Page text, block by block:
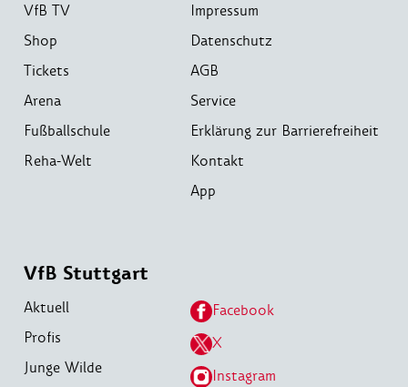
VfB TV
Shop
Tickets
Arena
Fußballschule
Reha-Welt
Impressum
Datenschutz
AGB
Service
Erklärung zur Barrierefreiheit
Kontakt
App
VfB Stuttgart
Aktuell
Profis
Junge Wilde
Facebook
X
Instagram